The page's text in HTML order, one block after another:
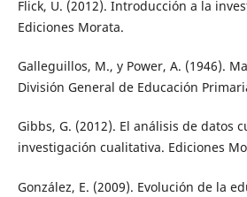
Flick, U. (2012). Introducción a la
Ediciones Morata.
Galleguillos, M., y Power, A. (1946).
División General de Educación
Gibbs, G. (2012). El análisis de datos
investigación cualitativa. Ediciones
González, E. (2009). Evolución de la